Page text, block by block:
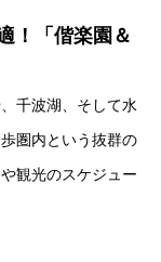
！「偕楽園＆
千波湖、そして水
圏内という抜群の
観光のスケジュー